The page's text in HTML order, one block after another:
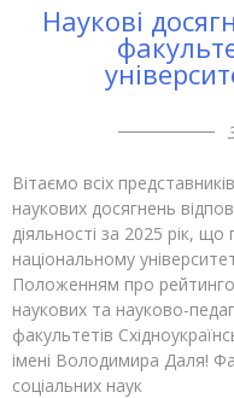
Наукові
Вітаємо всіх
наукових досягнень
діяльності за 2025 рік,
національному
Положенням про
наукових та науково-
факультетів
імені Володимира Даля!
соціальних наук